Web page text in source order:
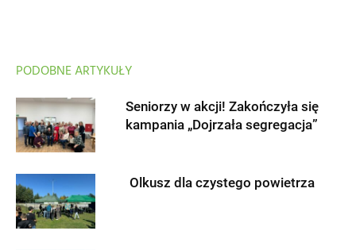
PODOBNE ARTYKUŁY
Seniorzy w akcji! Zakończyła się
kampania „Dojrzała segregacja”
Olkusz dla czystego powietrza